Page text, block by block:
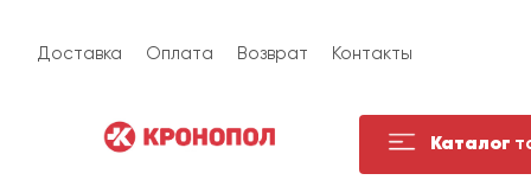
Доставка Оплата Возврат Контакты
Каталог